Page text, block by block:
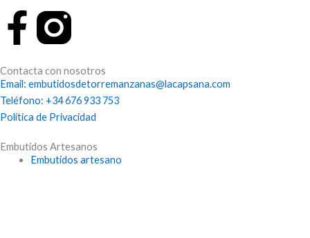
F
a
c
e
b
Contacta con nosotros
Email: embutidosdetorremanzanas@lacapsana.com
Teléfono: +34 676 933 753
Política de Privacidad
Embutidos Artesanos
Embutidos artesano